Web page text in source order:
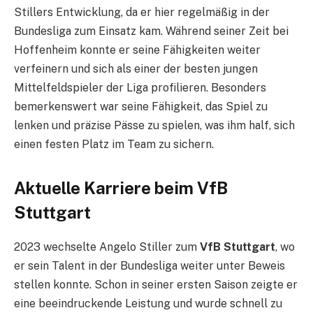
Stillers Entwicklung, da er hier regelmäßig in der
Bundesliga zum Einsatz kam. Während seiner Zeit bei
Hoffenheim konnte er seine Fähigkeiten weiter
verfeinern und sich als einer der besten jungen
Mittelfeldspieler der Liga profilieren. Besonders
bemerkenswert war seine Fähigkeit, das Spiel zu
lenken und präzise Pässe zu spielen, was ihm half, sich
einen festen Platz im Team zu sichern.
Aktuelle Karriere beim VfB
Stuttgart
2023 wechselte Angelo Stiller zum VfB Stuttgart, wo
er sein Talent in der Bundesliga weiter unter Beweis
stellen konnte. Schon in seiner ersten Saison zeigte er
eine beeindruckende Leistung und wurde schnell zu